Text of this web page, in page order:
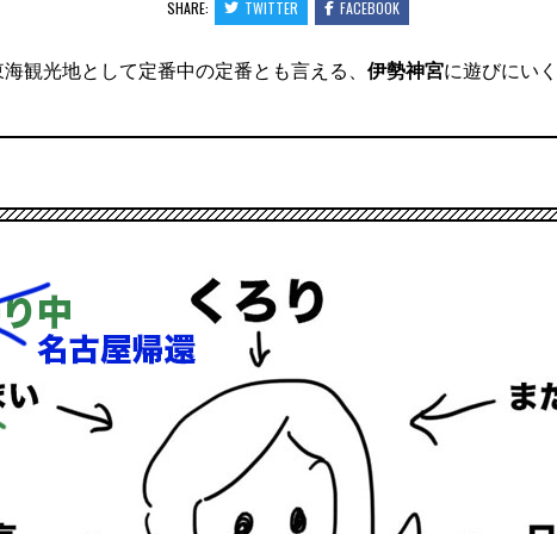
SHARE: TWITTER FACEBOOK
観光地として定番中の定番とも言える、 伊勢神宮に遊びにい